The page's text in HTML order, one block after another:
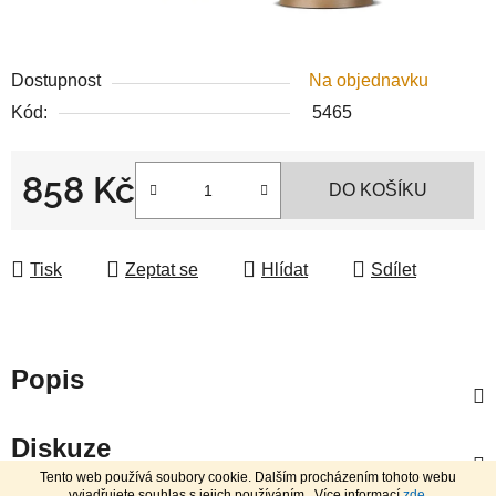
Tento web používá soubory cookie. Dalším procházením tohoto webu
Dostupnost
Na objednavku
Kód:
5465
858 Kč DO KOŠÍKU
Tisk Zeptat se Hlídat Sdílet
Popis
Diskuze